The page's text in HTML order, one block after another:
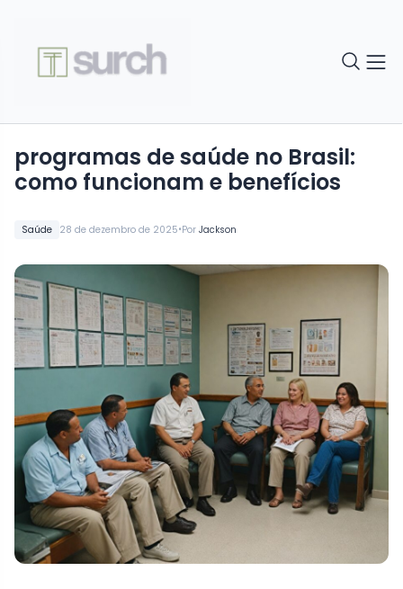
Saúde 28 de dezembro de 2025•Por Jackson
programas de saúde no Brasil:
como funcionam e benefícios